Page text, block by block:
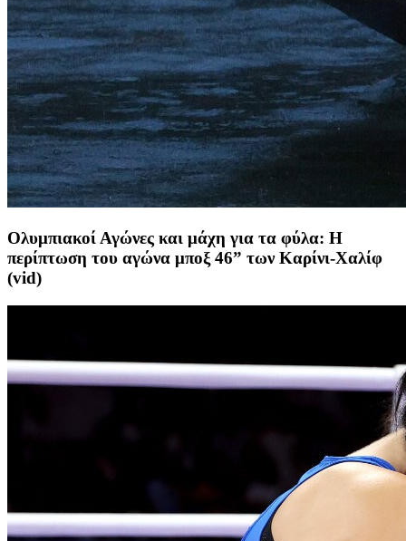
Ολυμπιακοί Αγώνες και μάχη για τα φύλα: Η
περίπτωση του αγώνα μποξ 46” των Καρίνι-Χαλίφ
(vid)